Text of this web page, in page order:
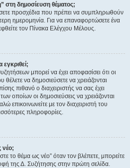
στη δημοσίευση θέματος;
προσχέδια που πρέπει να συμπληρωθούν
ημερομηνία. Για να επαναφορτώσετε ένα
τον Πίνακα Ελέγχου Μέλους.
εγκριθεί;
μπορεί να έχει αποφασίσει ότι οι
να δημοσιεύσετε να χρειάζονται
πιθανό ο διαχειριστής να σας έχει
οποίων οι δημοσιεύσεις να χρειάζονται
επικοινωνείτε με τον διαχειριστή του
πληροφορίες.
νέο;
το θέμα ως νέο” όταν τον βλέπετε, μπορείτε
της Δ. Συζήτησης στην πρώτη σελίδα.